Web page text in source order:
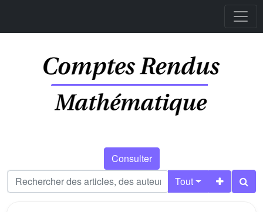
Consulter
Tout